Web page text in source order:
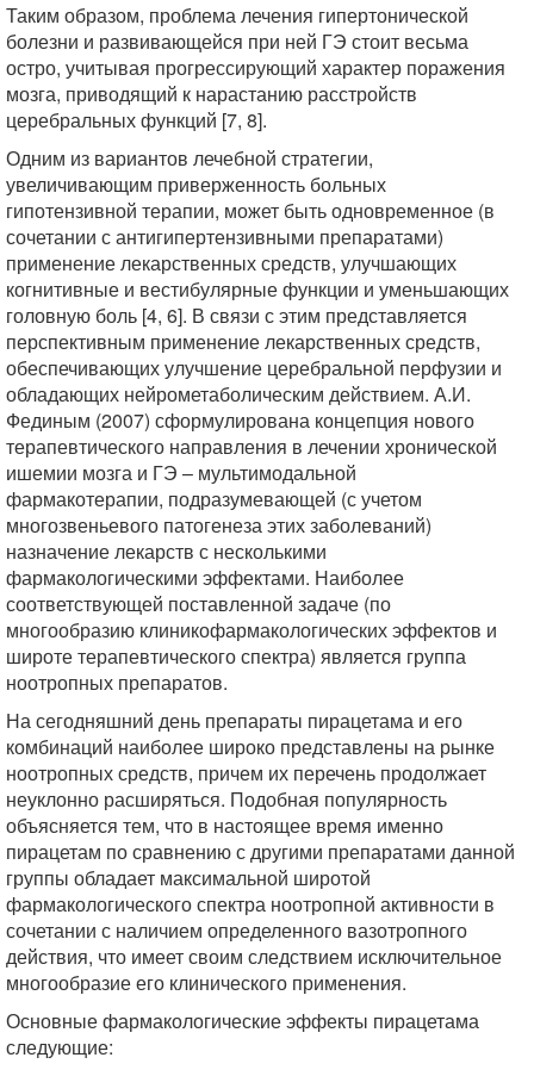
Таким образом, проблема лечения гипертонической
болезни и развивающейся при ней ГЭ стоит весьма
остро, учитывая прогрессирующий характер поражения
мозга, приводящий к нарастанию расстройств
церебральных функций [7, 8].
Одним из вариантов лечебной стратегии,
увеличивающим приверженность больных
гипотензивной терапии, может быть одновременное (в
сочетании с антигипертензивными препаратами)
применение лекарственных средств, улучшающих
когнитивные и вестибулярные функции и уменьшающих
головную боль [4, 6]. В связи с этим представляется
перспективным применение лекарственных средств,
обеспечивающих улучшение церебральной перфузии и
обладающих нейрометаболическим действием. А.И.
Фединым (2007) сформулирована концепция нового
терапевтического направления в лечении хронической
ишемии мозга и ГЭ – мультимодальной
фармакотерапии, подразумевающей (с учетом
многозвеньевого патогенеза этих заболеваний)
назначение лекарств с несколькими
фармакологическими эффектами. Наиболее
соответствующей поставленной задаче (по
многообразию клиникофармакологических эффектов и
широте терапевтического спектра) является группа
ноотропных препаратов.
На сегодняшний день препараты пирацетама и его
комбинаций наиболее широко представлены на рынке
ноотропных средств, причем их перечень продолжает
неуклонно расширяться. Подобная популярность
объясняется тем, что в настоящее время именно
пирацетам по сравнению с другими препаратами данной
группы обладает максимальной широтой
фармакологического спектра ноотропной активности в
сочетании с наличием определенного вазотропного
действия, что имеет своим следствием исключительное
многообразие его клинического применения.
Основные фармакологические эффекты пирацетама
следующие: